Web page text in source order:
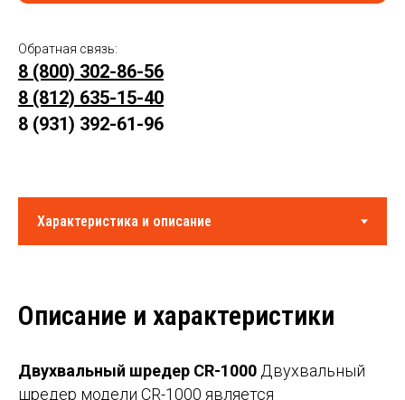
Обратная связь:
8 (800) 302-86-56
8 (812) 635-15-40
8 (931) 392-61-96
Описание и характеристики
Двухвальный шредер CR-1000Двухвальный
шредер модели CR-1000 является